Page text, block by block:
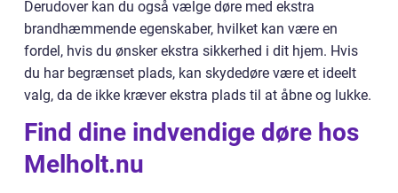
Derudover kan du også vælge døre med ekstra
brandhæmmende egenskaber, hvilket kan være en
fordel, hvis du ønsker ekstra sikkerhed i dit hjem. Hvis
du har begrænset plads, kan skydedøre være et ideelt
valg, da de ikke kræver ekstra plads til at åbne og lukke.
Find dine indvendige døre hos
Melholt.nu